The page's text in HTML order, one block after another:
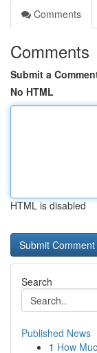
Comments
Comments
Submit a
No HTML
HTML is disabled
Search
Published News
1 How